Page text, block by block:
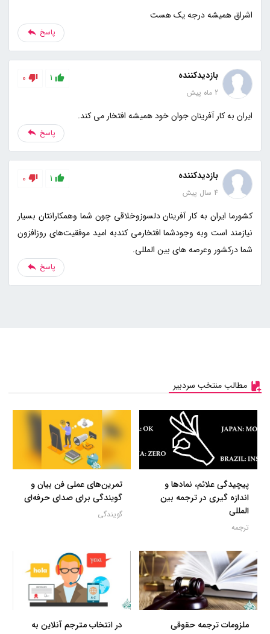
اشراق همیشه درجه یک هست
پاسخ
بازدیدکننده
2 ماه پیش
1
0
ایران به کار آفرینان جوان خود همیشه افتخار می کند.
پاسخ
بازدیدکننده
4 سال پیش
1
0
کشورما ایران به کار آفرینان دلسوزوخلاقی چون شما وهمکارانتان بسیار
نیازمند است وبه وجودشما افتخارمی کندبه امید موفقیت‌های روزافزون
شما درکشور وعرصه های بین المللی.
پاسخ
مطالب منتخب سردبیر
پیچیدگی علائم، نمادها و
اندازه گیری در ترجمه بین
المللی
ترجمه
تمرین‌های عملی فن بیان و
گویندگی برای صدای حرفه‌ای
گویندگی
ملزومات ترجمه حقوقی
در انتخاب مترجم آنلاین به